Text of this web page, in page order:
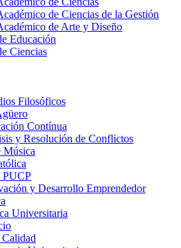
de Ciencias de la Gestión
de Arte y Diseño
Educación
Ciencias
Filosóficos
Contínua
y Resolución de Conflictos
Música
PUCP
y Desarrollo Emprendedor
Universitaria